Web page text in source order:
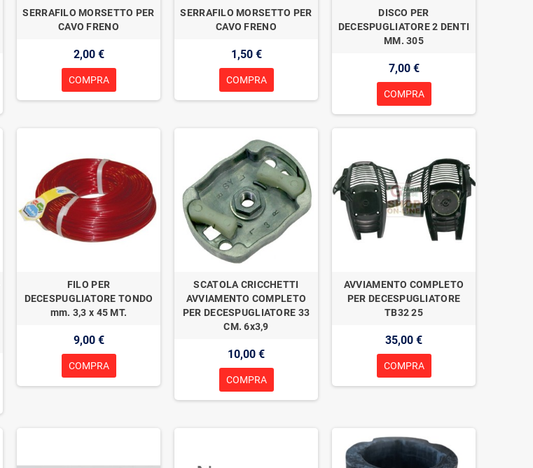
SERRAFILO MORSETTO PER
CAVO FRENO
2,00 €
COMPRA
SERRAFILO MORSETTO PER
CAVO FRENO
1,50 €
COMPRA
DISCO PER
DECESPUGLIATORE 2 DENTI
MM. 305
7,00 €
COMPRA
FILO PER
DECESPUGLIATORE TONDO
mm. 3,3 x 45 MT.
9,00 €
COMPRA
SCATOLA CRICCHETTI
AVVIAMENTO COMPLETO
PER DECESPUGLIATORE 33
CM. 6x3,9
10,00 €
COMPRA
AVVIAMENTO COMPLETO
PER DECESPUGLIATORE
TB32 25
35,00 €
COMPRA